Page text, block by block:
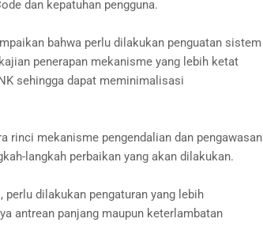
dan kepatuhan pengguna.
bahwa perlu dilakukan penguatan sistem
penerapan mekanisme yang lebih ketat
sehingga dapat meminimalisasi
rinci mekanisme pengendalian dan pengawasan
langkah perbaikan yang akan dilakukan.
dilakukan pengaturan yang lebih
antrean panjang maupun keterlambatan